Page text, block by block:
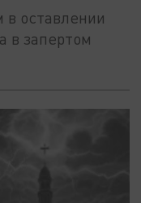
оставлении
в запертом